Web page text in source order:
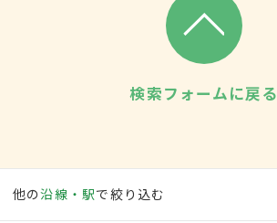
検索フォームに戻る
他の沿線・駅で絞り込む